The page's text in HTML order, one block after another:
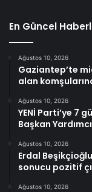
En Güncel
Ağustos 10, 2026
Gaziantep’te
alan
Ağustos 10, 2026
YENİ Parti’ye 7
Başkan
Ağustos 10, 2026
Erdal
sonucu pozitif
Ağustos 10, 2026